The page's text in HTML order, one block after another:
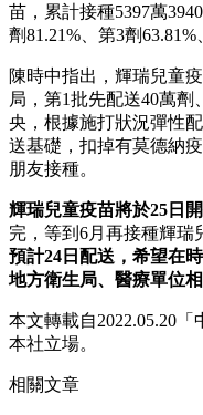
苗，累計接種5397萬
劑81.21%、第3劑
陳時中指出，輝瑞兒童
局，第1批先配送40萬劑
央，根據施打狀況彈性
送基礎，扣掉有莫德納
朋友接種。
輝瑞兒童疫苗將於25日
完，等到6月再接種輝瑞
預計24日配送，希望在
地方衛生局、醫療單位
本文轉載自2022.05.20
本社立場。
相關文章